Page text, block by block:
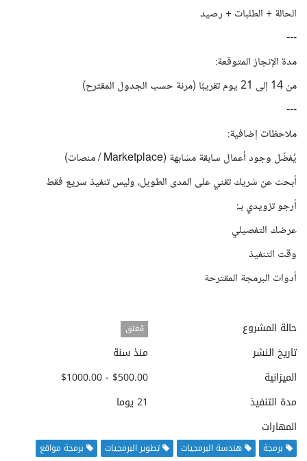
الحالة + الطلبات + رصيد
---
مدة الإنجاز المتوقعة:
من 14 إلى 21 يوم تقريبًا (مرنة حسب الجدول المقترح)
---
ملاحظات إضافية:
يُفضّل وجود أعمال سابقة مشابهة (Marketplace / منصات)
أبحث عن شريك تقني على المدى الطويل، وليس تنفيذ سريع فقط
أرجو تزويدي بـ:
عرضك التفصيلي
وقت التنفيذ
أدوات البرمجة المقترحة
حالة المشروع مُغلق
تاريخ النشر
منذ سنة
الميزانية
$500.00 - $1000.00
مدة التنفيذ
21 يوما
المهارات
برمجة هندسة البرمجيات تطوير البرمجيات
برمجة مواقع